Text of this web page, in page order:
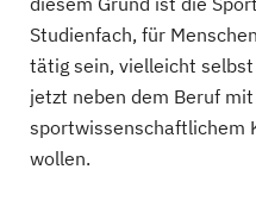
Studienfach, für
tätig sein, vielleicht
jetzt neben dem Beruf
sportwissenschaftlichem
wollen.